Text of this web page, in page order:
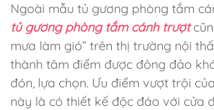
Ngoài mẫu tủ gương phòng tắm
tủ gương phòng tắm cánh trượt
mưa làm gió” trên thị trường nội
thành tâm điểm được đông đảo
đón, lựa chọn. Ưu điểm vượt trội
này là có thiết kế độc đáo với cửa